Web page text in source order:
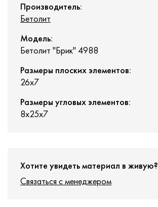
Производитель:
Бетолит
Модель:
Бетолит "Брик" 4988
Размеры плоских элементов:
26x7
Размеры угловых элементов:
8х25x7
Хотите увидеть материал в живую?
Связаться с менеджером